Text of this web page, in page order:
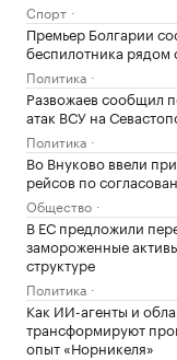
Спорт
Премьер Болгарии
беспилотника рядом
Политика
Развожаев сообщил
атак ВСУ на
Политика
Во Внуково ввели
рейсов по
Общество
В ЕС предложили
замороженные
структуре
Политика
Как ИИ-агенты и
трансформируют
опыт «Норникеля»